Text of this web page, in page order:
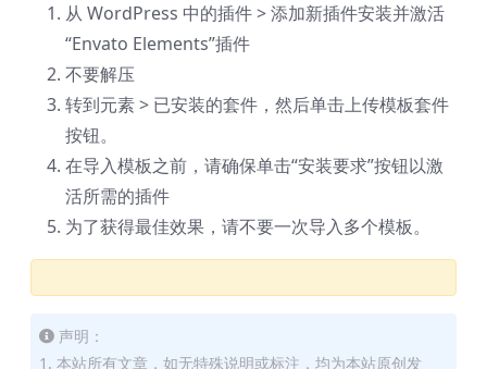
从 WordPress 中的插件 > 添加新插件安装并激活
“Envato Elements”插件
不要解压
转到元素 > 已安装的套件，然后单击上传模板套件
按钮。
在导入模板之前，请确保单击“安装要求”按钮以激
活所需的插件
为了获得最佳效果，请不要一次导入多个模板。
声明：
1. 本站所有文章，如无特殊说明或标注，均为本站原创发